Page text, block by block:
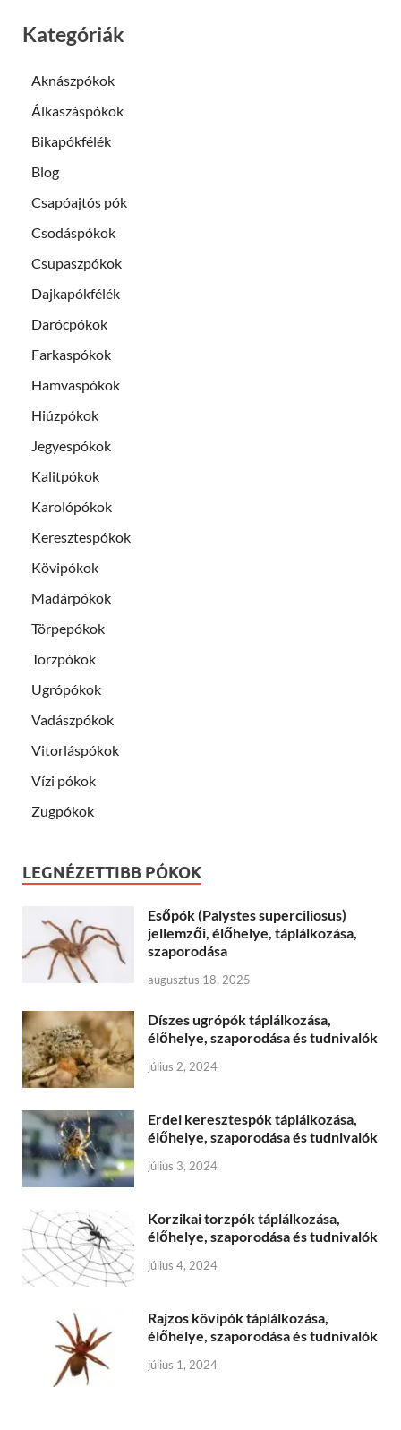
Kategóriák
Aknászpókok
Álkaszáspókok
Bikapókfélék
Blog
Csapóajtós pók
Csodáspókok
Csupaszpókok
Dajkapókfélék
Darócpókok
Farkaspókok
Hamvaspókok
Hiúzpókok
Jegyespókok
Kalitpókok
Karolópókok
Keresztespókok
Kövipókok
Madárpókok
Törpepókok
Torzpókok
Ugrópókok
Vadászpókok
Vitorláspókok
Vízi pókok
Zugpókok
LEGNÉZETTIBB PÓKOK
Esőpók (Palystes superciliosus)
jellemzői, élőhelye, táplálkozása,
szaporodása
augusztus 18, 2025
Díszes ugrópók táplálkozása,
élőhelye, szaporodása és tudnivalók
július 2, 2024
Erdei keresztespók táplálkozása,
élőhelye, szaporodása és tudnivalók
július 3, 2024
Korzikai torzpók táplálkozása,
élőhelye, szaporodása és tudnivalók
július 4, 2024
Rajzos kövipók táplálkozása,
élőhelye, szaporodása és tudnivalók
július 1, 2024